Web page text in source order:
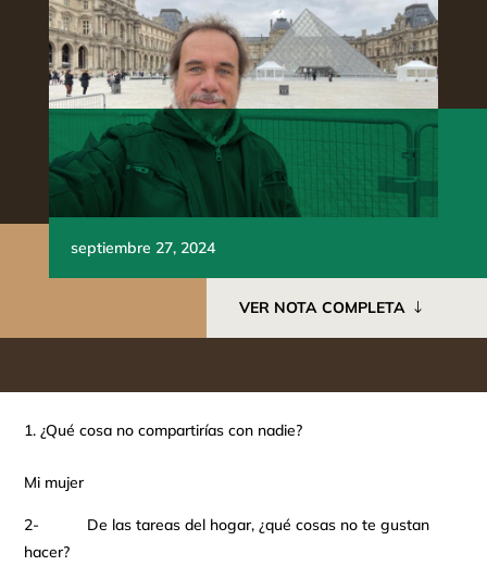
septiembre 27, 2024
VER NOTA COMPLETA
¿Qué cosa no compartirías con nadie?
Mi mujer
2- De las tareas del hogar, ¿qué cosas no te gustan
hacer?